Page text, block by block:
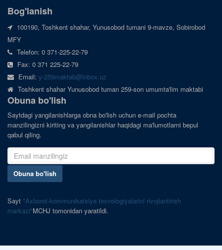
Bog'lanish
100190, Toshkent shahar, Yunusobod tumani 9-mavze, Sobirobod
MFY
Telefon: 0 371-225-22-79
Fax: 0 371 225-22-79
Email:y-259maktab@inbox.uz
Toshkent shahar Yunusobod tuman 259-son umumta'lim maktabi
Obuna bo'lish
Saytdagi yangilanishlarga obna bo'lish uchun e-mail pochta
manzilingizni kiriting va yangilanishlar haqidagi ma'lumotlarni bepul
qabul qiling.
Obuna bo'lish
Sayt "Axborot-kommunikatsiya texnologiyalarini rivojlantirish
markazi"MCHJ tomonidan yaratildi.